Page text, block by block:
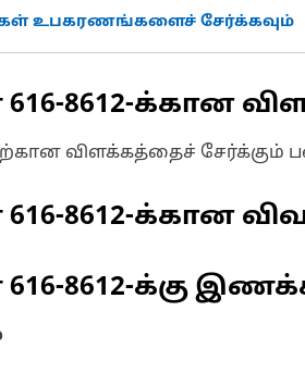
உபகரணங்களைச் சேர்க்கவும்
616-8612-க்கான
விளக்கத்தைச்
616-8612-க்கான
616-8612-க்கு